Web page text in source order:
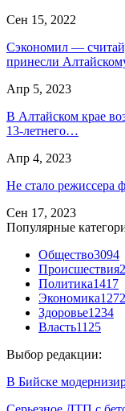
Сен 15, 2022
Сэкономил —
принесли
Апр 5, 2023
В Алтайском крае
13-летнего…
Апр 4, 2023
Не стало
Сен 17, 2023
Популярные
Общество3094
Происшествия
Политика1417
Экономика1272
Здоровье1234
Власть1125
Выбор редакции:
В Бийске